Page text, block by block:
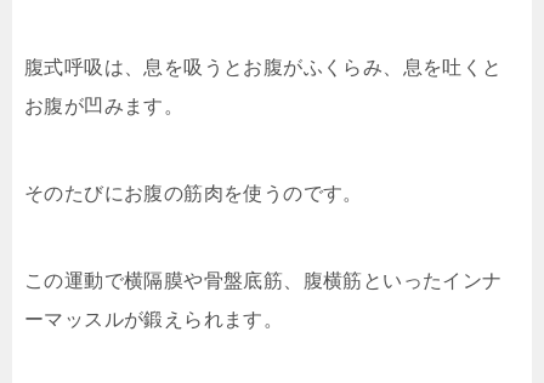
腹式呼吸は、息を吸うとお腹がふくらみ、息を吐くと
お腹が凹みます。
そのたびにお腹の筋肉を使うのです。
この運動で横隔膜や骨盤底筋、腹横筋といったインナ
ーマッスルが鍛えられます。